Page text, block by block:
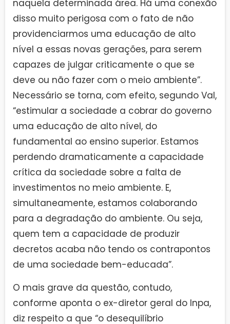
naquela determinada área. Há uma conexão
disso muito perigosa com o fato de não
providenciarmos uma educação de alto
nível a essas novas gerações, para serem
capazes de julgar criticamente o que se
deve ou não fazer com o meio ambiente”.
Necessário se torna, com efeito, segundo Val,
“estimular a sociedade a cobrar do governo
uma educação de alto nível, do
fundamental ao ensino superior. Estamos
perdendo dramaticamente a capacidade
crítica da sociedade sobre a falta de
investimentos no meio ambiente. E,
simultaneamente, estamos colaborando
para a degradação do ambiente. Ou seja,
quem tem a capacidade de produzir
decretos acaba não tendo os contrapontos
de uma sociedade bem-educada”.
O mais grave da questão, contudo,
conforme aponta o ex-diretor geral do Inpa,
diz respeito a que “o desequilíbrio